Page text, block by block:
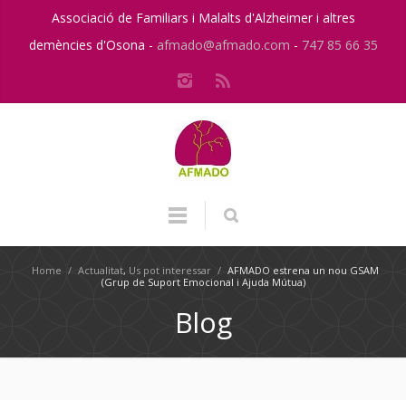
Associació de Familiars i Malalts d'Alzheimer i altres
demències d'Osona - afmado@afmado.com - 747 85 66 35
Home / Actualitat, Us pot interessar / AFMADO estrena un nou GSAM
(Grup de Suport Emocional i Ajuda Mútua)
Blog